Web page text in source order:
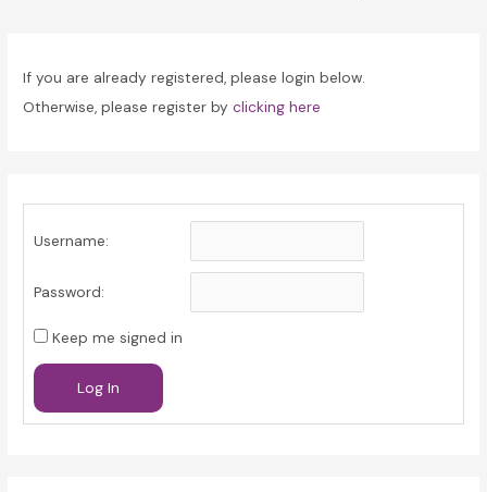
If you are already registered, please login below.
Otherwise, please register byclicking here
Username:
Password:
Keep me signed in
Log In